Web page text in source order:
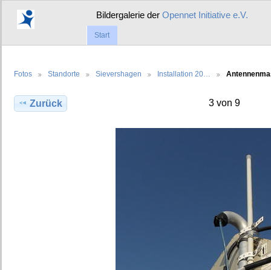
Bildergalerie derOpennet Initiative e.V.
Start
Fotos Standorte Sievershagen Installation 20…
Zurück 3 von 9